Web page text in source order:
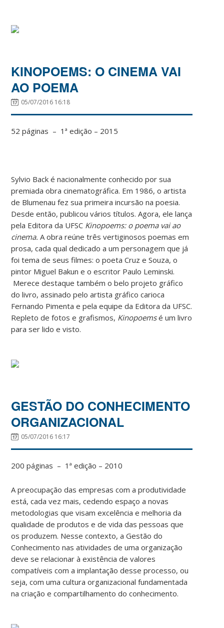
KINOPOEMS: O CINEMA VAI
AO POEMA
05/07/2016 16:18
52 páginas – 1ª edição – 2015
Sylvio Back é nacionalmente conhecido por sua
premiada obra cinematográfica. Em 1986, o artista
de Blumenau fez sua primeira incursão na poesia.
Desde então, publicou vários títulos. Agora, ele lança
pela Editora da UFSC Kinopoems: o poema vai ao
cinema. A obra reúne três vertiginosos poemas em
prosa, cada qual dedicado a um personagem que já
foi tema de seus filmes: o poeta Cruz e Souza, o
pintor Miguel Bakun e o escritor Paulo Leminski.
Merece destaque também o belo projeto gráfico
do livro, assinado pelo artista gráfico carioca
Fernando Pimenta e pela equipe da Editora da UFSC.
Repleto de fotos e grafismos, Kinopoemsé um livro
para ser lido e visto.
GESTÃO DO CONHECIMENTO
ORGANIZACIONAL
05/07/2016 16:17
200 páginas – 1ª edição – 2010
A preocupação das empresas com a produtividade
está, cada vez mais, cedendo espaço a novas
metodologias que visam excelência e melhoria da
qualidade de produtos e de vida das pessoas que
os produzem. Nesse contexto, a Gestão do
Conhecimento nas atividades de uma organização
deve se relacionar à existência de valores
compatíveis com a implantação desse processo, ou
seja, com uma cultura organizacional fundamentada
na criação e compartilhamento do conhecimento.